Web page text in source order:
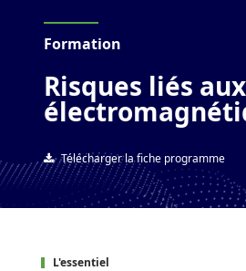
Formation
Risques liés
Télécharger la fiche programme
L'essentiel